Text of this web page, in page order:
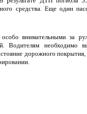
средства. Еще один
особо внимательными за
Водителям необходимо
дорожного